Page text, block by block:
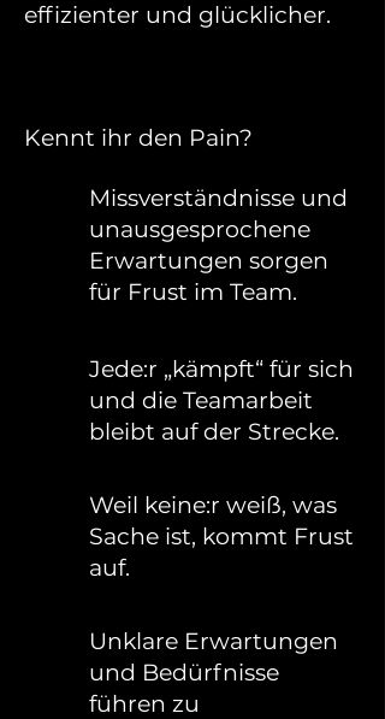
effizienter und glücklicher.
Kennt ihr den Pain?
Missverständnisse und
unausgesprochene
Erwartungen sorgen
für Frust im Team.
Jede:r „kämpft“ für sich
und die Teamarbeit
bleibt auf der Strecke.
Weil keine:r weiß, was
Sache ist, kommt Frust
auf.
Unklare Erwartungen
und Bedürfnisse
führen zu